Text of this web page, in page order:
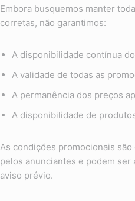
Embora busquemos manter
corretas, não garantimos:
A disponibilidade contínua
A validade de todas as
A permanência dos preços
A disponibilidade de
As condições promocionais
pelos anunciantes e podem ser
aviso prévio.